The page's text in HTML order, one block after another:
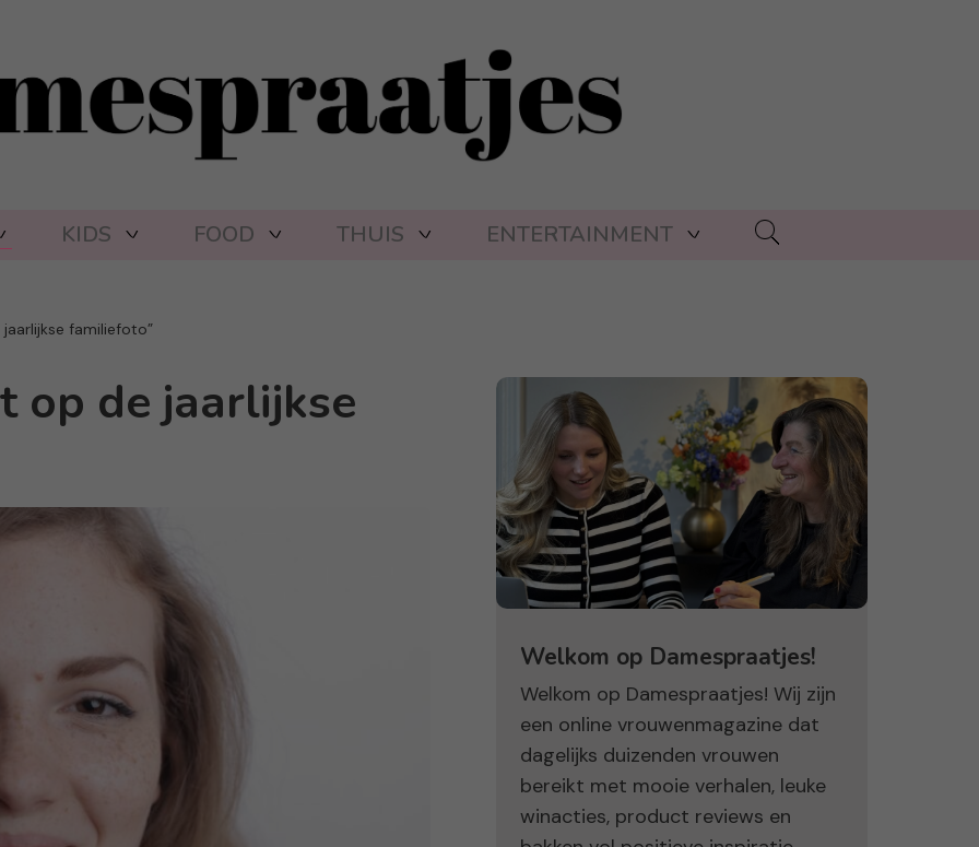
KIDS FOOD THUIS ENTERTAINMENT
familiefoto”
op de jaarlijkse
Welkom op Damespraatjes!
Welkom op Damespraatjes! Wij zijn
een online vrouwenmagazine dat
dagelijks duizenden vrouwen
bereikt met mooie verhalen, leuke
winacties, product reviews en